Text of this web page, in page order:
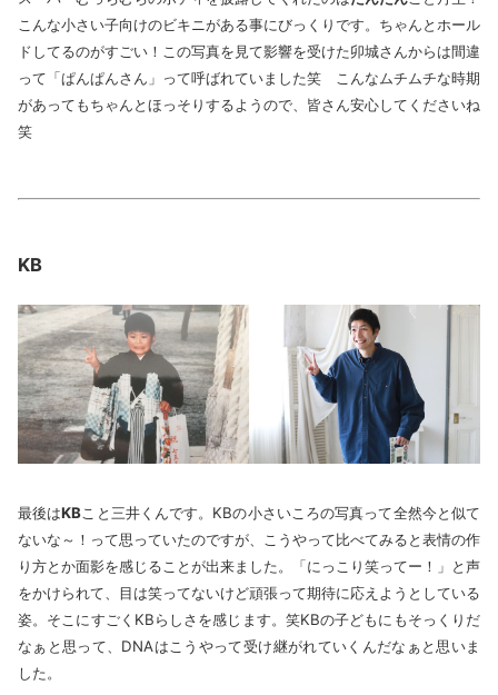
こんな小さい子向けのビキニがある事にびっくりです。ちゃんとホール
ドしてるのがすごい！この写真を見て影響を受けた卯城さんからは間違
って「ぱんぱんさん」って呼ばれていました笑 こんなムチムチな時期
があってもちゃんとほっそりするようので、皆さん安心してくださいね
笑
KB
最後はKBこと三井くんです。KBの小さいころの写真って全然今と似て
ないな～！って思っていたのですが、こうやって比べてみると表情の作
り方とか面影を感じることが出来ました。「にっこり笑ってー！」と声
をかけられて、目は笑ってないけど頑張って期待に応えようとしている
姿。そこにすごくKBらしさを感じます。笑KBの子どもにもそっくりだ
なぁと思って、DNAはこうやって受け継がれていくんだなぁと思いま
した。